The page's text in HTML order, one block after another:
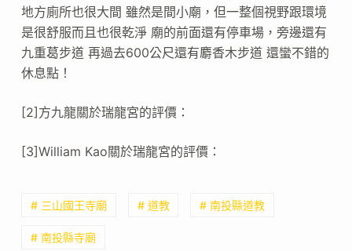
地方廁所也很大間 雖然是間小廟，但一整個視野跟環境
是很舒服而且也很乾淨 廟的前面還有停車場，旁邊還有
九重葛步道 再過去600公尺還有麝香木步道 還蠻不錯的
休息點！
[2]方九龍關於瑞龍宮的評價：
[3]William Kao關於瑞龍宮的評價：
# 三山國王寺廟 # 道教 # 南投縣道教
# 南投縣寺廟